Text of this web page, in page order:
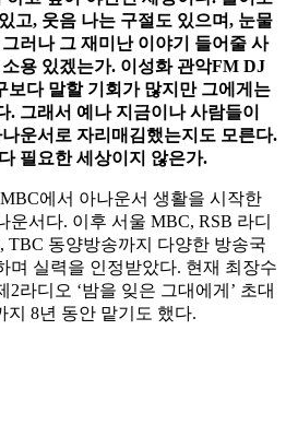
고, 웃음 나는 구절도 있으며, 눈물
러나 그 재미난 이야기 들어줄 사
용 있겠는가. 이성화 관악FM DJ
보다 말할 기회가 많지만 그에게는
. 그래서 예나 지금이나 사람들이
운서로 자리매김했는지도 모른다.
필요한 세상이지 않은가.
에서 아나운서 생활을 시작한
서다. 이후 서울 MBC, RSB 라디
TBC 동양방송까지 다양한 방송국
며 실력을 인정받았다. 현재 최장수
라디오 ‘밤을 잊은 그대에게’ 초대
지 8년 동안 맡기도 했다.